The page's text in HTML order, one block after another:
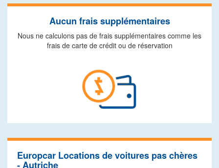
Aucun frais supplémentaires
Nous ne calculons pas de frais supplémentaires comme les
frais de carte de crédit ou de réservation
Europcar Locations de voitures pas chères
- Autriche